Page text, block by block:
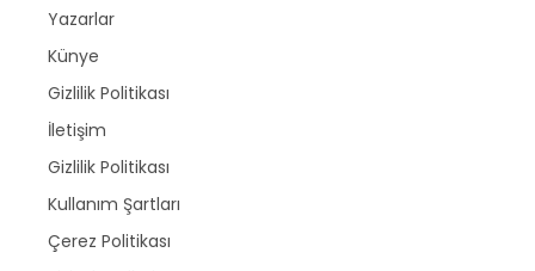
Yazarlar
Künye
Gizlilik Politikası
İletişim
Gizlilik Politikası
Kullanım Şartları
Çerez Politikası